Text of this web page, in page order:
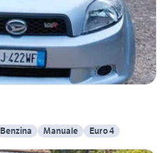
Benzina Manuale Euro 4